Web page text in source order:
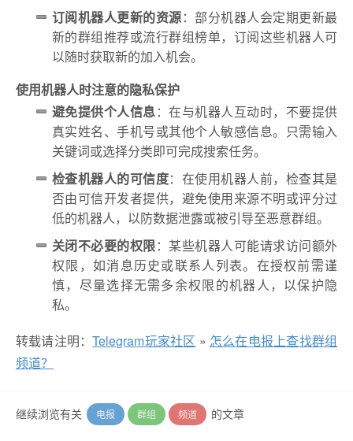
订阅机器人更新的资源：部分机器人会定期更新最
新的群组推荐或流行群组榜单，订阅这些机器人可
以随时获取新的加入机会。
使用机器人时注意的隐私保护
避免提供个人信息：在与机器人互动时，不要提供
真实姓名、手机号或其他个人敏感信息。只需输入
关键词或选择分类即可完成搜索任务。
检查机器人的可信度：在使用机器人前，检查其是
否由可信开发者提供，避免使用来源不明或评分过
低的机器人，以防数据泄露或被引导至恶意群组。
关闭不必要的权限：某些机器人可能请求访问额外
权限，如消息历史或联系人列表。在授权前需谨
慎，尽量选择无需多余权限的机器人，以保护隐
私。
转载请注明：Telegram玩家社区 » 怎么在电报上查找群组
频道？
继续浏览有关 电报 群组 频道 的文章